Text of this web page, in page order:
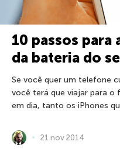
10 passos para
da bateria do
Se você quer um telefone
você terá que viajar para o
em dia, tanto os iPhones
21 nov 2014